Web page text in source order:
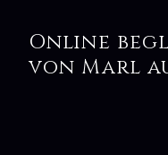
Online
von Marl